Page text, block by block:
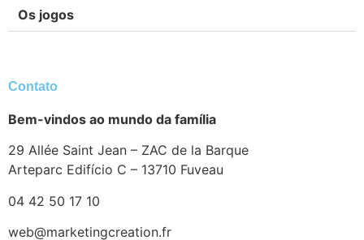
Os jogos
Contato
Bem-vindos ao mundo da família
29 Allée Saint Jean – ZAC de la Barque
Arteparc Edifício C – 13710 Fuveau
04 42 50 17 10
web@marketingcreation.fr